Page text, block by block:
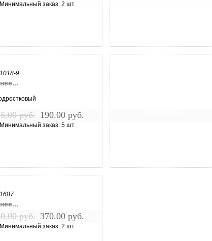
Минимальный заказ: 2 шт.
1018-9
руб. 190.00 руб.
Минимальный заказ: 5 шт.
1687
руб. 370.00 руб.
Минимальный заказ: 2 шт.